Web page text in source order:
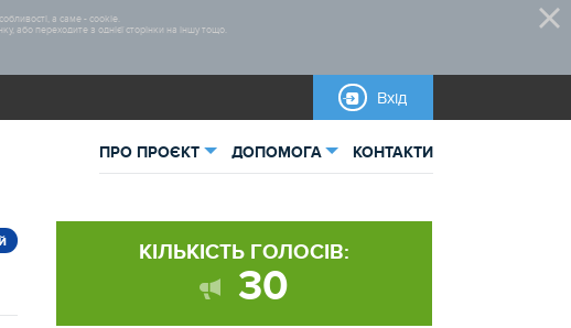
а саме - cookie.
або переходите з однієї сторінки на іншу тощо.
Вхід
ПРО ПРОЄКТ ДОПОМОГА
Нормативно-правова база
КОНТАКТИ
КІЛЬКІСТЬ ГОЛОСІВ:
30